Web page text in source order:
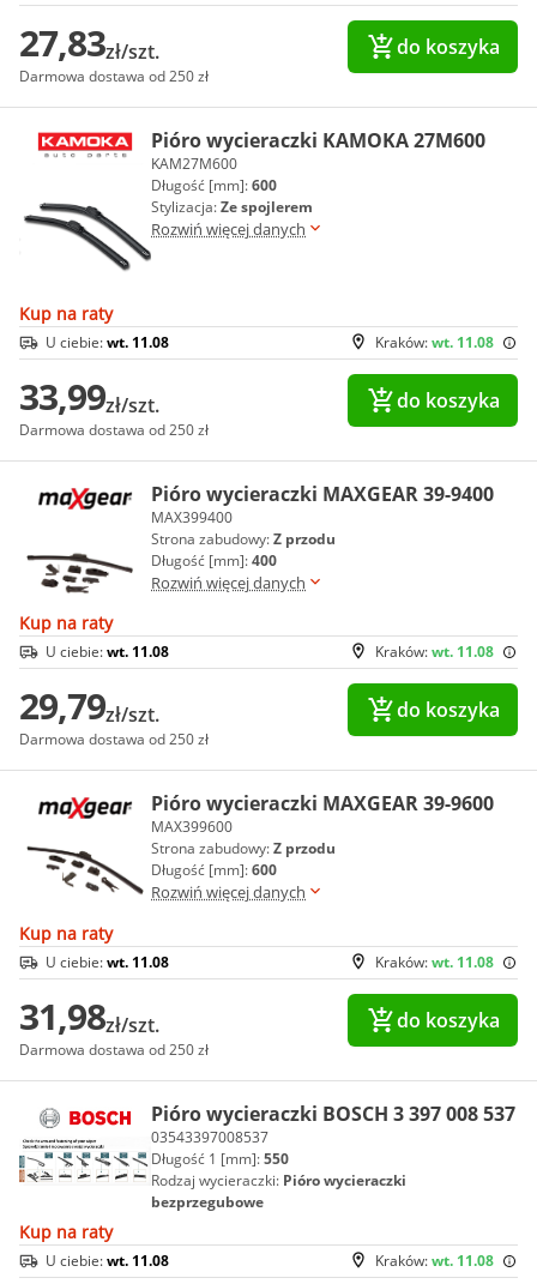
27,83zł/szt.
Darmowa dostawa od 250 zł
do koszyka
Pióro wycieraczki KAMOKA 27M600
KAM27M600
Długość [mm]:600
Stylizacja:Ze spojlerem
Rozwiń więcej danych
Kup na raty
Kraków:wt. 11.08
U ciebie:wt. 11.08
33,99zł/szt.
Darmowa dostawa od 250 zł
do koszyka
Pióro wycieraczki MAXGEAR 39-9400
MAX399400
Strona zabudowy:Z przodu
Długość [mm]:400
Rozwiń więcej danych
Kup na raty
Kraków:wt. 11.08
U ciebie:wt. 11.08
29,79zł/szt.
Darmowa dostawa od 250 zł
do koszyka
Pióro wycieraczki MAXGEAR 39-9600
MAX399600
Strona zabudowy:Z przodu
Długość [mm]:600
Rozwiń więcej danych
Kup na raty
Kraków:wt. 11.08
U ciebie:wt. 11.08
31,98zł/szt.
Darmowa dostawa od 250 zł
do koszyka
Pióro wycieraczki BOSCH 3 397 008 537
03543397008537
Długość 1 [mm]:550
Rodzaj wycieraczki: Pióro wycieraczki
bezprzegubowe
Kup na raty
Kraków:wt. 11.08
U ciebie:wt. 11.08